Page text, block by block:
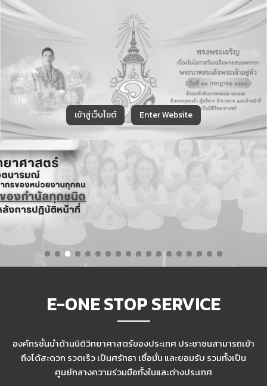
เข้าสู่เว็บไซต์ Enter Website
ขนาดตัวอักษร ก ก
E-ONE STOP SERVICE
องค์กรชั้นนำด้านนิติวิทยาศาสตร์ของประเทศ ประชาชนสามารถเข้า
ถึงได้สะดวก รวดเร็ว เป็นศรัทธา เชื่อมั่น และยอมรับ รวมทั้งเป็น
ศูนย์กลางความร่วมมือทั้งในและต่างประเทศ